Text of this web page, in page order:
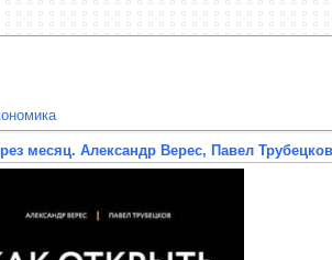
месяц. Александр Верес, Павел Трубецков